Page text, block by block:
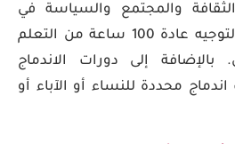
والمجتمع والسياسة في
ألمانيا. تستغرق دورة التوجيه عادة 100 ساعة من التعلم
بالإضافة إلى دورات الاندماج
محددة للنساء أو الآباء أو